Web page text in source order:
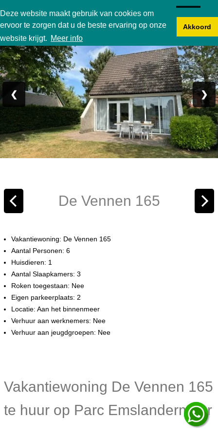
Deze website maakt gebruik van cookies om
ervoor te zorgen dat u de beste ervaring op onze
website krijgt. Meer info
Akkoord
Karperbungalow
Foto 1/23
❮ ❯
De Vennen 165
Vakantiewoning: De Vennen 165
Aantal Personen: 6
Huisdieren: 1
Aantal Slaapkamers: 3
Roken toegestaan: Nee
Eigen parkeerplaats: 2
Locatie: Aan het binnenmeer
Verhuur aan werknemers: Nee
Verhuur aan jeugdgroepen: Nee
Vakantiewoning De Vennen 165
te huur op Parc Emslandermeer